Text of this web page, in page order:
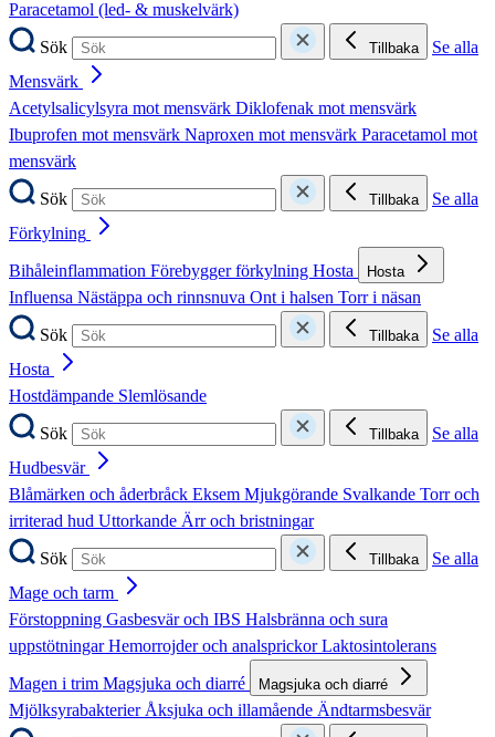
Paracetamol (led- & muskelvärk)
Sök
Tillbaka
Se alla
Mensvärk
Acetylsalicylsyra mot mensvärk Diklofenak mot mensvärk
Ibuprofen mot mensvärk Naproxen mot mensvärk Paracetamol mot
mensvärk
Sök
Tillbaka
Se alla
Förkylning
Bihåleinflammation Förebygger förkylning Hosta Hosta
Influensa Nästäppa och rinnsnuva Ont i halsen Torr i näsan
Sök
Tillbaka
Se alla
Hosta
Hostdämpande Slemlösande
Sök
Tillbaka
Se alla
Hudbesvär
Blåmärken och åderbråck Eksem Mjukgörande Svalkande Torr och
irriterad hud Uttorkande Ärr och bristningar
Sök
Tillbaka
Se alla
Mage och tarm
Förstoppning Gasbesvär och IBS Halsbränna och sura
uppstötningarHemorrojder och analsprickorLaktosintolerans
Magen i trim Magsjuka och diarré Magsjuka och diarré
MjölksyrabakterierÅksjuka och illamående Ändtarmsbesvär